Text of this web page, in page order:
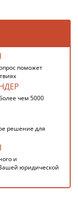
поможет
чем 5000
решение для
и
юридической